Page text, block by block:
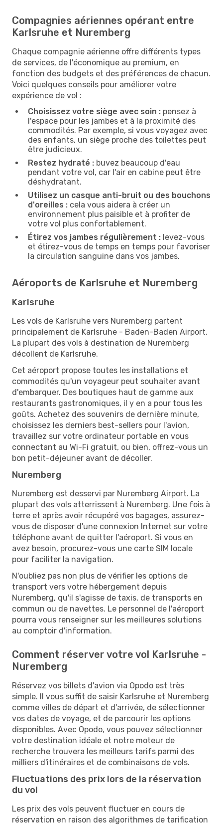
Compagnies aériennes opérant entre
Karlsruhe et Nuremberg
Chaque compagnie aérienne offre différents types
de services, de l'économique au premium, en
fonction des budgets et des préférences de chacun.
Voici quelques conseils pour améliorer votre
expérience de vol :
Choisissez votre siège avec soin : pensez à
l'espace pour les jambes et à la proximité des
commodités. Par exemple, si vous voyagez avec
des enfants, un siège proche des toilettes peut
être judicieux.
Restez hydraté : buvez beaucoup d'eau
pendant votre vol, car l'air en cabine peut être
déshydratant.
Utilisez un casque anti-bruit ou des bouchons
d'oreilles : cela vous aidera à créer un
environnement plus paisible et à profiter de
votre vol plus confortablement.
Étirez vos jambes régulièrement : levez-vous
et étirez-vous de temps en temps pour favoriser
la circulation sanguine dans vos jambes.
Aéroports de Karlsruhe et Nuremberg
Karlsruhe
Les vols de Karlsruhe vers Nuremberg partent
principalement de Karlsruhe - Baden-Baden Airport.
La plupart des vols à destination de Nuremberg
décollent de Karlsruhe.
Cet aéroport propose toutes les installations et
commodités qu'un voyageur peut souhaiter avant
d'embarquer. Des boutiques haut de gamme aux
restaurants gastronomiques, il y en a pour tous les
goûts. Achetez des souvenirs de dernière minute,
choisissez les derniers best-sellers pour l'avion,
travaillez sur votre ordinateur portable en vous
connectant au Wi-Fi gratuit, ou bien, offrez-vous un
bon petit-déjeuner avant de décoller.
Nuremberg
Nuremberg est desservi par Nuremberg Airport. La
plupart des vols atterrissent à Nuremberg. Une fois à
terre et après avoir récupéré vos bagages, assurez-
vous de disposer d'une connexion Internet sur votre
téléphone avant de quitter l'aéroport. Si vous en
avez besoin, procurez-vous une carte SIM locale
pour faciliter la navigation.
N'oubliez pas non plus de vérifier les options de
transport vers votre hébergement depuis
Nuremberg, qu'il s'agisse de taxis, de transports en
commun ou de navettes. Le personnel de l'aéroport
pourra vous renseigner sur les meilleures solutions
au comptoir d'information.
Comment réserver votre vol Karlsruhe -
Nuremberg
Réservez vos billets d'avion via Opodo est très
simple. Il vous suffit de saisir Karlsruhe et Nuremberg
comme villes de départ et d'arrivée, de sélectionner
vos dates de voyage, et de parcourir les options
disponibles. Avec Opodo, vous pouvez sélectionner
votre destination idéale et notre moteur de
recherche trouvera les meilleurs tarifs parmi des
milliers d'itinéraires et de combinaisons de vols.
Fluctuations des prix lors de la réservation
du vol
Les prix des vols peuvent fluctuer en cours de
réservation en raison des algorithmes de tarification